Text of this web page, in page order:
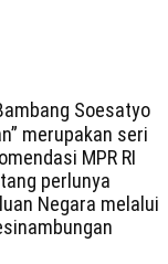
Soesatyo
merupakan seri
MPR RI
perlunya
Negara melalui